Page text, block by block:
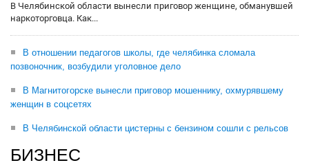
В Челябинской области вынесли приговор женщине, обманувшей
наркоторговца. Как...
В отношении педагогов школы, где челябинка сломала
позвоночник, возбудили уголовное дело
В Магнитогорске вынесли приговор мошеннику, охмурявшему
женщин в соцсетях
В Челябинской области цистерны с бензином сошли с рельсов
БИЗНЕС